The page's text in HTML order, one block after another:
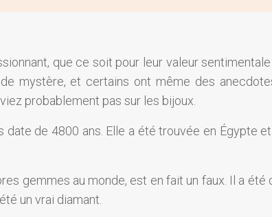
que ce soit pour leur valeur
mystère, et certains ont même des
probablement pas sur les bijoux.
date de 4800 ans. Elle a été trouvée en Égypte
gemmes au monde, est en fait un faux. Il a été
un vrai diamant.